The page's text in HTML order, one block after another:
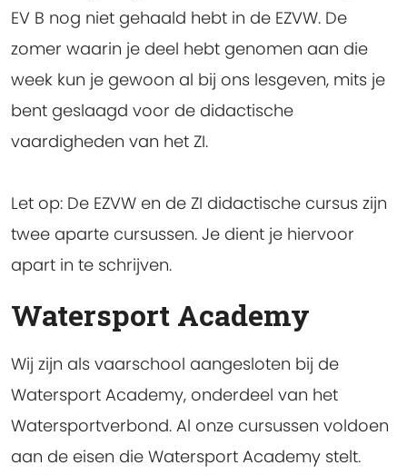
EV B nog niet gehaald hebt in de EZVW. De
zomer waarin je deel hebt genomen aan die
week kun je gewoon al bij ons lesgeven, mits je
bent geslaagd voor de didactische
vaardigheden van het ZI.
Let op: De EZVW en de ZI didactische cursus zijn
twee aparte cursussen. Je dient je hiervoor
apart in te schrijven.
Watersport Academy
Wij zijn als vaarschool aangesloten bij de
Watersport Academy, onderdeel van het
Watersportverbond. Al onze cursussen voldoen
aan de eisen die Watersport Academy stelt.